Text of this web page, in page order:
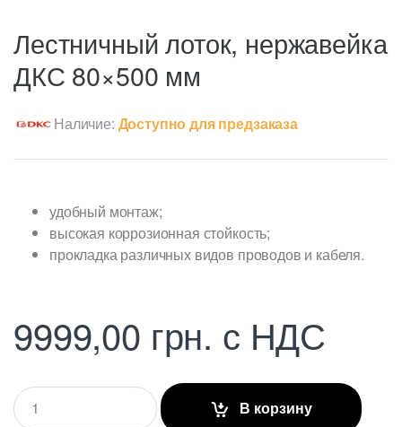
Лестничный лоток, нержавейка
ДКС 80×500 мм
Наличие: Доступно для предзаказа
удобный монтаж;
высокая коррозионная стойкость;
прокладка различных видов проводов и кабеля.
9999,00 грн. с НДС
Q
u
В корзину